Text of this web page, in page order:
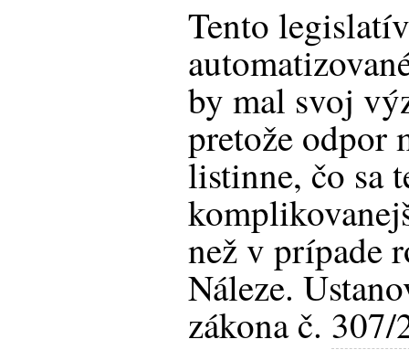
Tento
by mal svoj
pretože odpor
listinne, čo sa
než v prípade
Náleze.
zákona č. 307/